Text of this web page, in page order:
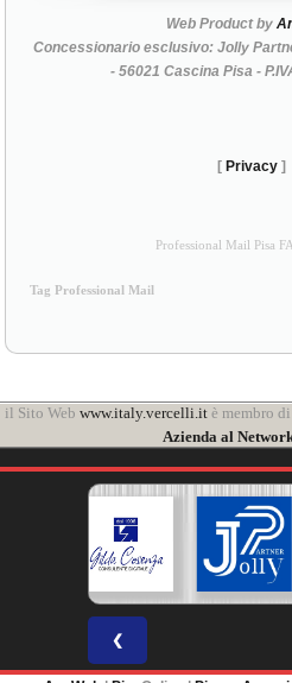
Web Product by
Concessionario esclusivo: Jolly
- 56021 Cascina Pisa -
[ Privacy ]
Professional Mail Pisa
Tag Professional Mail
il Sito Web www.italy.vercelli.it è membro
Azienda al
❮